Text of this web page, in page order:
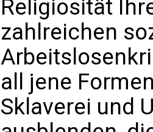
Religiosität
zahlreichen
all jene
Sklaverei und